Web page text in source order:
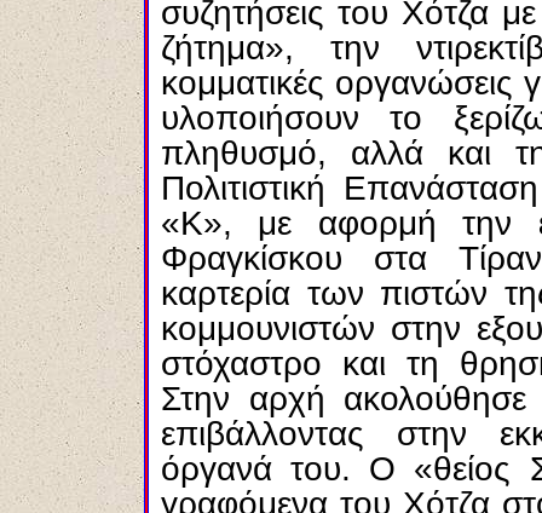
συζητήσεις του Χότζα
ζήτημα», την
κομματικές οργανώσεις
υλοποιήσουν το
πληθυσμό, αλλά και
Πολιτιστική
«Κ», με αφορμή την
Φραγκίσκου στα
καρτερία των πιστών
κομμουνιστών στην
στόχαστρο και τη
Στην αρχή ακολούθησε
επιβάλλοντας στην
όργανά του. Ο «θείος
γραφόμενα του Χότζα